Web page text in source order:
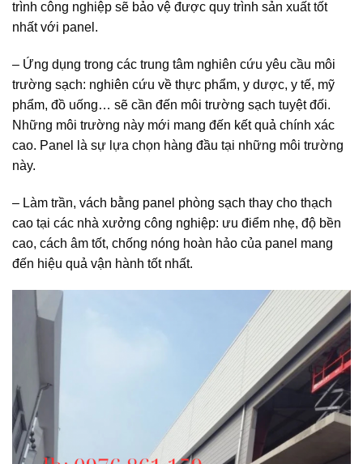
trình công nghiệp sẽ bảo vệ được quy trình sản xuất tốt
nhất với panel.
– Ứng dụng trong các trung tâm nghiên cứu yêu cầu môi
trường sạch: nghiên cứu về thực phẩm, y dược, y tế, mỹ
phẩm, đồ uống… sẽ cần đến môi trường sạch tuyệt đối.
Những môi trường này mới mang đến kết quả chính xác
cao. Panel là sự lựa chọn hàng đầu tại những môi trường
này.
– Làm trần, vách bằng panel phòng sạch thay cho thạch
cao tại các nhà xưởng công nghiệp: ưu điểm nhẹ, độ bền
cao, cách âm tốt, chống nóng hoàn hảo của panel mang
đến hiệu quả vận hành tốt nhất.